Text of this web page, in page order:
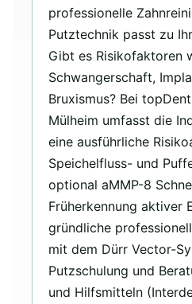
professionelle
Putztechnik passt zu
Gibt es Risikofaktoren
Schwangerschaft,
Bruxismus? Bei
Mülheim umfasst die
eine ausführliche
Speichelfluss- und
optional aMMP-8
Früherkennung aktiver
gründliche
mit dem Dürr Vector-
Putzschulung und
und Hilfsmitteln